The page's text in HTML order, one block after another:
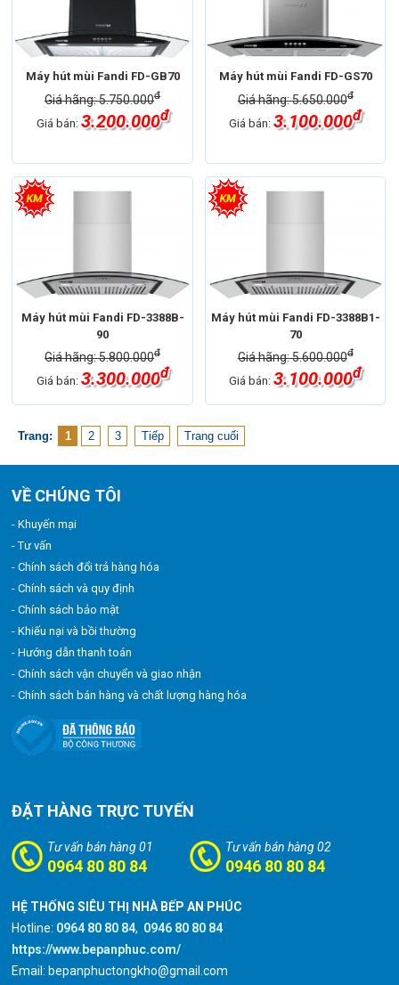
Máy hút mùi Fandi FD-GB70
Giá hãng: 5.750.000đ
Giá bán: 3.200.000đ
Máy hút mùi Fandi FD-GS70
Giá hãng: 5.650.000đ
Giá bán:3.100.000đ
Máy hút mùi Fandi FD-3388B-
90
Giá hãng: 5.800.000đ
Giá bán: 3.300.000đ
Máy hút mùi Fandi FD-3388B1-
70
Giá hãng: 5.600.000đ
Giá bán:3.100.000đ
Trang: 1 2 3 Tiếp Trang cuối
VỀ CHÚNG TÔI
- Khuyến mại
- Tư vấn
- Chính sách đổi trả hàng hóa
- Chính sách và quy định
- Chính sách bảo mật
- Khiếu nại và bồi thường
- Hướng dẫn thanh toán
- Chính sách vận chuyển và giao nhận
- Chính sách bán hàng và chất lượng hàng hóa
ĐẶT HÀNG TRỰC TUYẾN
Tư vấn bán hàng 01
0964 80 80 84
Tư vấn bán hàng 02
0946 80 80 84
HỆ THỐNG SIÊU THỊ NHÀ BẾP AN PHÚC
Hotline: 0964 80 80 84, 0946 80 80 84
https://www.bepanphuc.com/
Email: bepanphuctongkho@gmail.com